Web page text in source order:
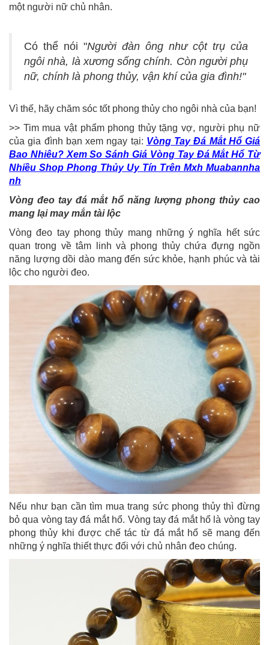
một người nữ chủ nhân.
Có thể nói "Người đàn ông như cột trụ của
ngôi nhà, là xương sống chính. Còn người phụ
nữ, chính là phong thủy, vận khí của gia đình!"
Vì thế, hãy chăm sóc tốt phong thủy cho ngôi nhà của bạn!
>> Tim mua vật phẩm phong thủy tặng vợ, người phụ nữ
của gia đình bạn xem ngay tại: Vòng Tay Đá Mắt Hổ Giá
Bao Nhiêu? Xem So Sánh Giá Vòng Tay Đá Mắt Hổ Từ
Nhiều Shop Phong Thủy Uy Tín Trên Mxh Muabannha
nh
Vòng đeo tay đá mắt hổ năng lượng phong thủy cao
mang lại may mắn tài lộc
Vòng đeo tay phong thủy mang những ý nghĩa hết sức
quan trong về tâm linh và phong thủy chứa đựng ngồn
năng lượng dồi dào mang đến sức khỏe, hạnh phúc và tài
lộc cho người đeo.
Nếu như bạn cần tìm mua trang sức phong thủy thì đừng
bỏ qua vòng tay đá mắt hổ. Vòng tay đá mắt hổ là vòng tay
phong thủy khi được chế tác từ đá mắt hổ sẽ mang đến
những ý nghĩa thiết thực đối với chủ nhân đeo chúng.